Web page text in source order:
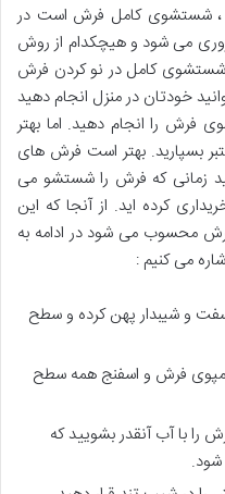
، شستشوی کامل فرش است در
می شود و هیچکدام از روش
شستشوی کامل در نو کردن فرش
خودتان در منزل انجام دهید
فرش را انجام دهید. اما بهتر
بسپارید. بهتر است فرش های
زمانی که فرش را شستشو می
کرده اید. از آنجا که این
محسوب می شود در ادامه به
می کنیم :
و شیبدار پهن کرده و سطح
فرش و اسفنج همه سطح
را با آب آنقدر بشویید که
شود.